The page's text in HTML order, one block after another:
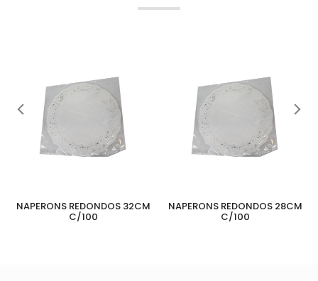
NAPERONS REDONDOS 32CM
C/100
NAPERONS REDONDOS 28CM
C/100